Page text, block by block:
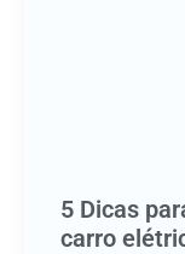
5 Dicas
carro